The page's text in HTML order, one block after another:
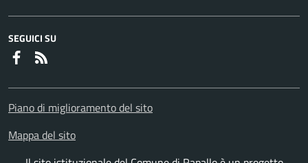
SEGUICI SU
Faceboook
Piano di miglioramento del sito
Mappa del sito